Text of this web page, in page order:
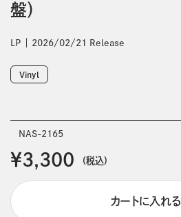
盤）
LP 2026/02/21 Release
Vinyl
NAS-2165
￥3,300 (税込)
カートに入れる